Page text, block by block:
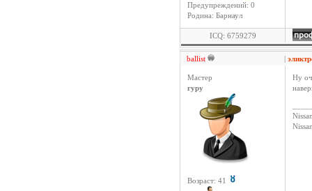
Предупреждений: 0
Родина: Барнаул
ICQ: 6759279
ballist |
Мастер
гуру
Возраст: 41
Ну